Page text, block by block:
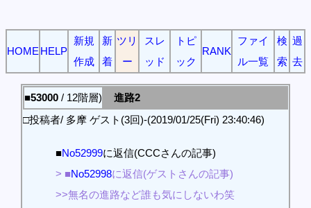
HOME HELP
新規
作成
新
着
ツリ
ー
スレ
ッド
トピ
ック
RANK
ファイ
ル一覧
検
索
過
去
■53000 / 12階層)
進路2
□投稿者/ 多摩 ゲスト(3回)-(2019/01/25(Fri) 23:40:46)
■No52999に返信(CCCさんの記事)
> ■No52998に返信(ゲストさんの記事)
>>無名の進路など誰も気にしないわ笑